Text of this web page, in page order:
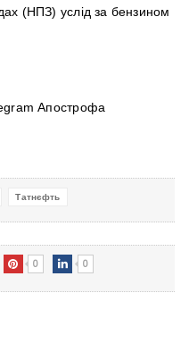
(НПЗ) услід за бензином
Апострофа
Татнєфть
0 0